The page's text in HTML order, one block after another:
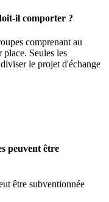
il comporter ?
comprenant au
Seules les
le projet d'échange
peuvent être
être subventionnée